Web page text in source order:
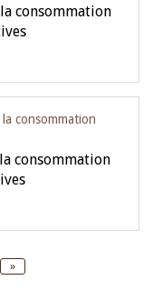
consommation
consommation
consommation
Last
»